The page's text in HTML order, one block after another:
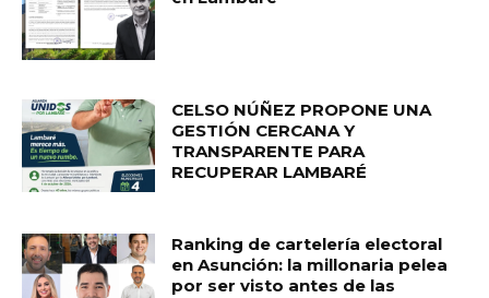
CELSO NÚÑEZ PROPONE UNA
GESTIÓN CERCANA Y
TRANSPARENTE PARA
RECUPERAR LAMBARÉ
Ranking de cartelería electoral
en Asunción: la millonaria pelea
por ser visto antes de las